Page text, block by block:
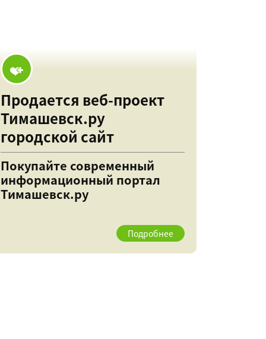
Продается веб-проект
Тимашевск.ру
городской сайт
Покупайте современный
информационный портал
Тимашевск.ру
Подробнее